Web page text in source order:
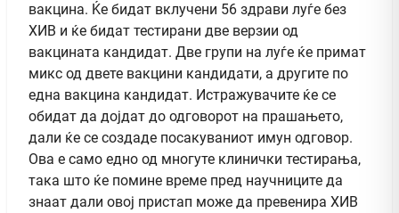
вакцина. Ќе бидат вклучени 56 здрави луѓе без
ХИВ и ќе бидат тестирани две верзии од
вакцината кандидат. Две групи на луѓе ќе примат
микс од двете вакцини кандидати, а другите по
една вакцина кандидат. Истражувачите ќе се
обидат да дојдат до одговорот на прашањето,
дали ќе се создаде посакуваниот имун одговор.
Ова е само едно од многуте клинички тестирања,
така што ќе помине време пред научниците да
знаат дали овој пристап може да превенира ХИВ